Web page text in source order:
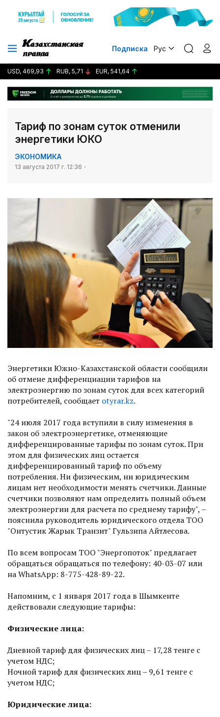
Подписка Рус
USD, 469,93 RUB, 5,71 EUR, 541,64
Тариф по зонам суток отменили
энергетики ЮКО
ЭКОНОМИКА
13 августа 2017 г. 12:36
Энергетики Южно-Казахстанской области сообщили
об отмене дифференциации тарифов на
электроэнергию по зонам суток для всех категорий
потребителей, сообщает otyrar.kz.
"24 июля 2017 года вступили в силу изменения в
закон об электроэнергетике, отменяющие
дифференцированные тарифы по зонам суток. При
этом для физических лиц остается
дифференцированный тариф по объему
потребления. Ни физическим, ни юридическим
лицам нет необходимости менять счетчики. Данные
счетчики позволяют нам определить полный объем
электроэнергии для расчета по среднему тарифу", –
пояснила руководитель юридического отдела ТОО
"Онтустик Жарык Транзит" Гульзипа Айтлесова.
По всем вопросам ТОО "Энергопоток" предлагает
обращаться обращаться по телефону: 40-03-07 или
на WhatsApp: 8-775-428-89-22.
Напомним, с 1 января 2017 года в Шымкенте
действовали следующие тарифы:
Физические лица:
Дневной тариф для физических лиц – 17,28 тенге с
учетом НДС;
Ночной тариф для физических лиц – 9,61 тенге с
учетом НДС;
Юридические лица: